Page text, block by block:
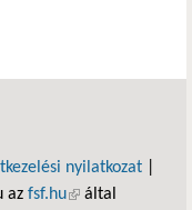
nyilatkozat
az fsf.hu(külső hivatkozás)
által